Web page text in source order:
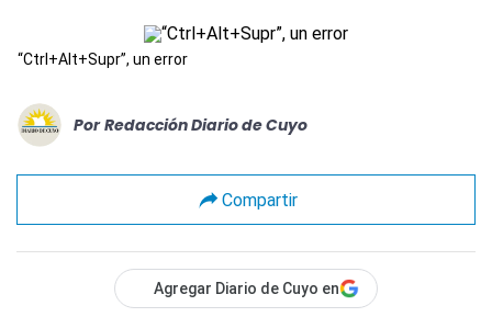
“Ctrl+Alt+Supr”, un error
Por Redacción Diario de Cuyo
Compartir
Agregar Diario de Cuyo en